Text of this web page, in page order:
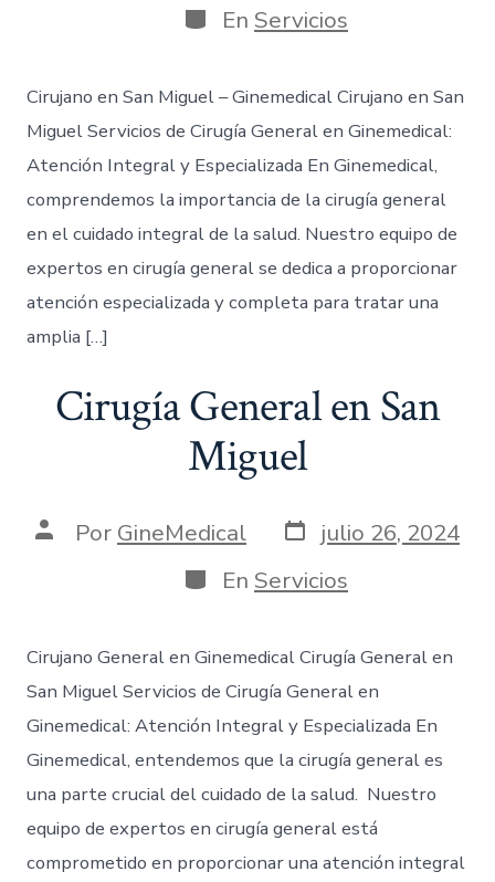
En Servicios
Cirujano en San Miguel – Ginemedical Cirujano en San
Miguel Servicios de Cirugía General en Ginemedical:
Atención Integral y Especializada En Ginemedical,
comprendemos la importancia de la cirugía general
en el cuidado integral de la salud. Nuestro equipo de
expertos en cirugía general se dedica a proporcionar
atención especializada y completa para tratar una
amplia […]
Cirugía General en San
Miguel
Por GineMedical
julio 26, 2024
En Servicios
Cirujano General en Ginemedical Cirugía General en
San Miguel Servicios de Cirugía General en
Ginemedical: Atención Integral y Especializada En
Ginemedical, entendemos que la cirugía general es
una parte crucial del cuidado de la salud. Nuestro
equipo de expertos en cirugía general está
comprometido en proporcionar una atención integral